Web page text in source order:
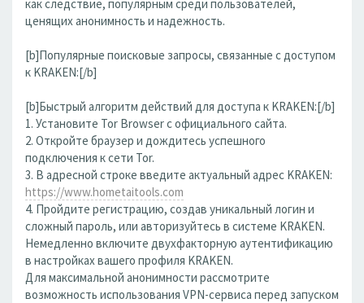
как следствие, популярным среди пользователей,
ценящих анонимность и надежность.
[b]Популярные поисковые запросы, связанные с доступом
к KRAKEN:[/b]
[b]Быстрый алгоритм действий для доступа к KRAKEN:[/b]
1. Установите Tor Browser с официального сайта.
2. Откройте браузер и дождитесь успешного
подключения к сети Tor.
3. В адресной строке введите актуальный адрес KRAKEN:
https://www.hometaitools.com
4. Пройдите регистрацию, создав уникальный логин и
сложный пароль, или авторизуйтесь в системе KRAKEN.
Немедленно включите двухфакторную аутентификацию
в настройках вашего профиля KRAKEN.
Для максимальной анонимности рассмотрите
возможность использования VPN-сервиса перед запуском